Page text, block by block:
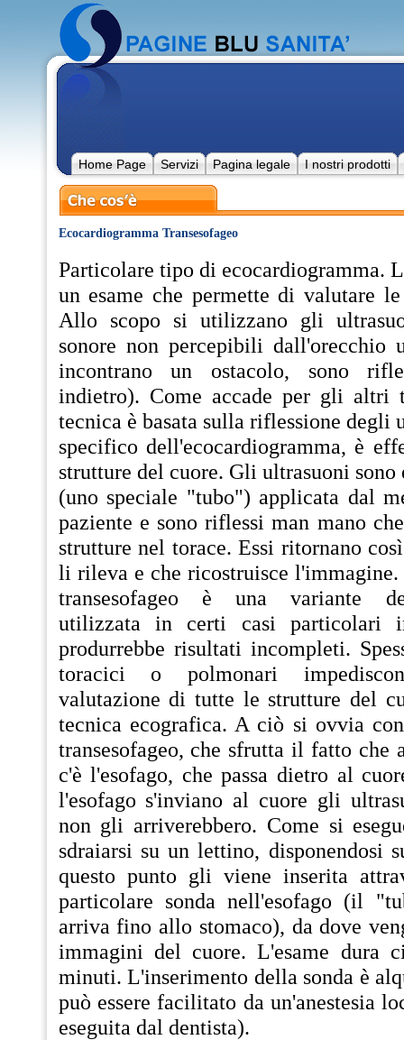
Home Page Servizi Pagina legale I nostri prodotti
Ecocardiogramma Transesofageo
Particolare tipo di ecocardiogramma.
un esame che permette di valutare
Allo scopo si utilizzano gli
sonore non percepibili dall'orecchio
incontrano un ostacolo, sono
indietro). Come accade per gli
tecnica è basata sulla riflessione degli
specifico dell'ecocardiogramma, è
strutture del cuore. Gli ultrasuoni sono
(uno speciale "tubo") applicata dal
paziente e sono riflessi man mano
strutture nel torace. Essi ritornano
li rileva e che ricostruisce
transesofageo è una variante
utilizzata in certi casi particolari
produrrebbe risultati incompleti.
toracici o polmonari
valutazione di tutte le strutture del
tecnica ecografica. A ciò si ovvia
transesofageo, che sfrutta il fatto che
c'è l'esofago, che passa dietro al
l'esofago s'inviano al cuore gli
non gli arriverebbero. Come si
sdraiarsi su un lettino, disponendosi
questo punto gli viene inserita
particolare sonda nell'esofago (il
arriva fino allo stomaco), da dove
immagini del cuore. L'esame dura
minuti. L'inserimento della sonda è
può essere facilitato da un'anestesia
eseguita dal dentista).